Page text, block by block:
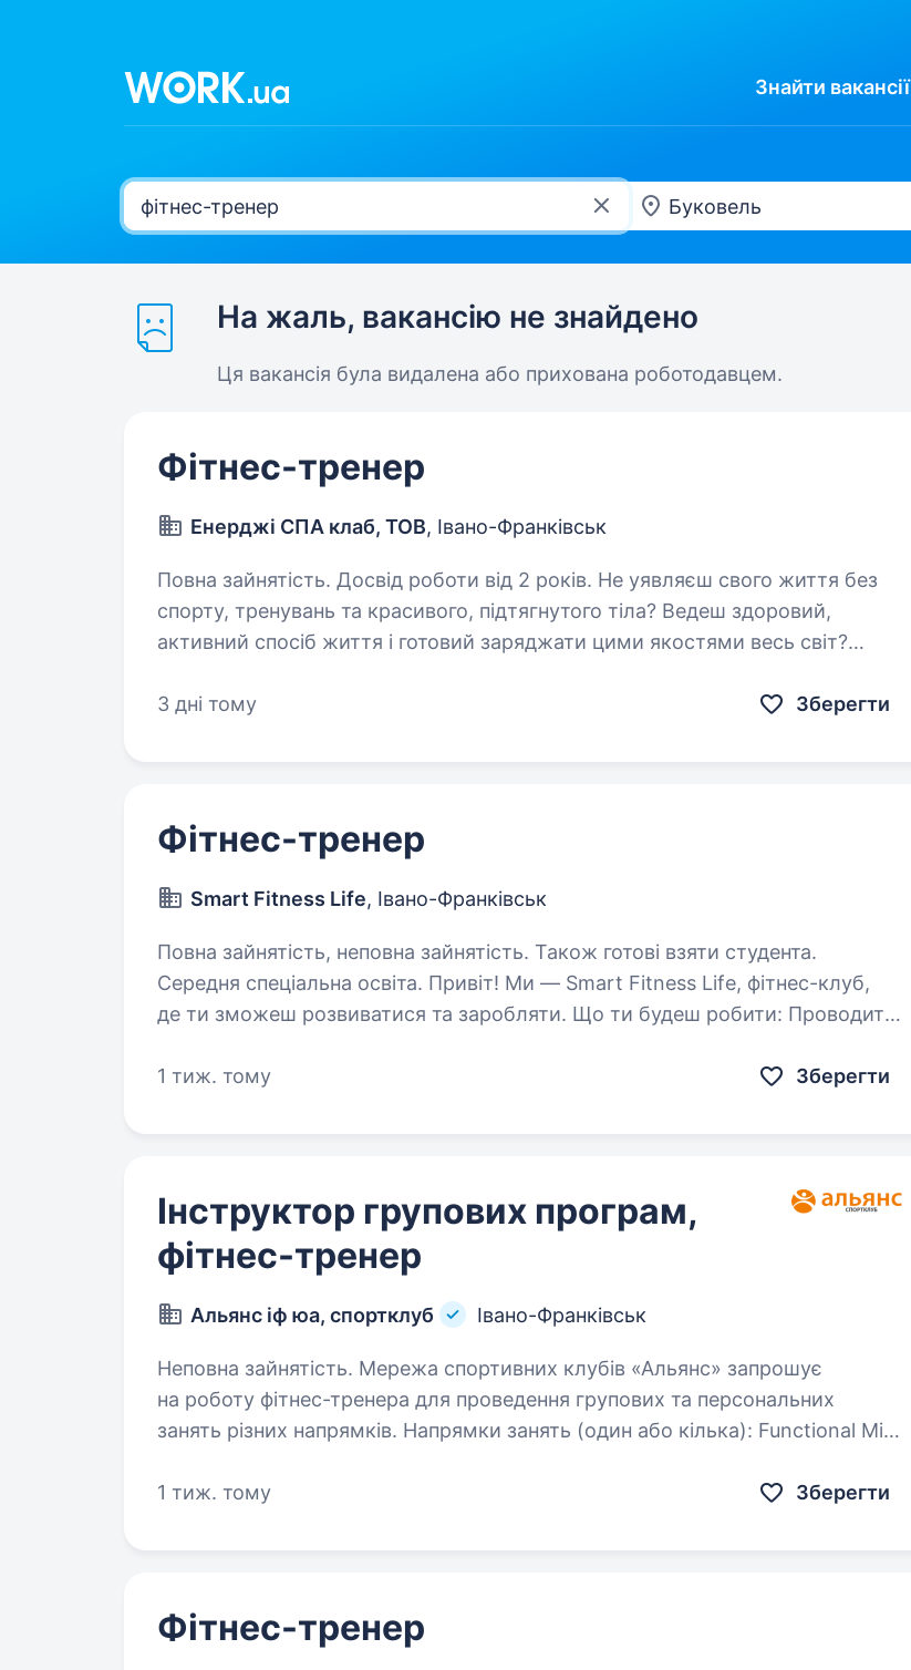
Знайти вакансії
На жаль, вакансію не знайдено
Ця вакансія була видалена або прихована роботодавцем.
Фітнес-тренер
Енерджі СПА клаб, ТОВ, Івано-Франківськ
Повна зайнятість. Досвід роботи від 2 років. Не уявляєш свого життя без
спорту, тренувань та красивого, підтягнутого тіла? Ведеш здоровий,
активний спосіб життя і готовий заряджати цими якостями весь світ?
3 дні тому
Зберегти
Фітнес-тренер
Smart Fitness Life, Івано-Франківськ
Повна зайнятість, неповна зайнятість. Також готові взяти студента.
Середня спеціальна освіта. Привіт! Ми — Smart Fitness Life, фітнес-клуб,
де ти зможеш розвиватися та заробляти. Що ти будеш робити: Проводити
на шляху до їхнього…
1 тиж. тому Зберегти
Інструктор групових програм,
фітнес-тренер
Альянс іф юа, спортклуб Івано-Франківськ
Неповна зайнятість. Мережа спортивних клубів «Альянс» запрошує
на роботу фітнес-тренера для проведення групових та персональних
занять різних напрямків. Напрямки занять (один або кілька): Functional Mix
1 тиж. тому
Зберегти
Фітнес-тренер